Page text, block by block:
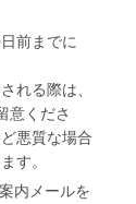
前までに
れる際は、
意くださ
悪質な場合
す。
内メールを